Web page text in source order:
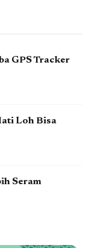
GPS Tracker
Loh Bisa
Seram